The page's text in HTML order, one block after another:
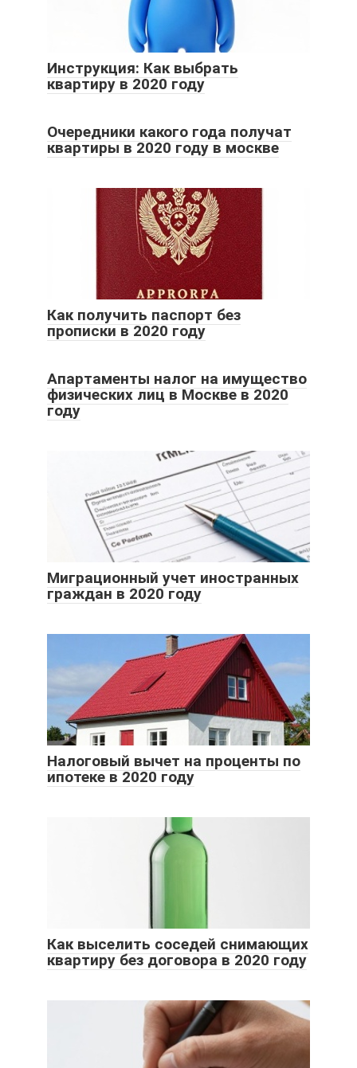
Инструкция: Как выбрать
квартиру в 2020 году
Очередники какого года получат
квартиры в 2020 году в москве
Как получить паспорт без
прописки в 2020 году
Апартаменты налог на имущество
физических лиц в Москве в 2020
году
Миграционный учет иностранных
граждан в 2020 году
Налоговый вычет на проценты по
ипотеке в 2020 году
Как выселить соседей снимающих
квартиру без договора в 2020 году